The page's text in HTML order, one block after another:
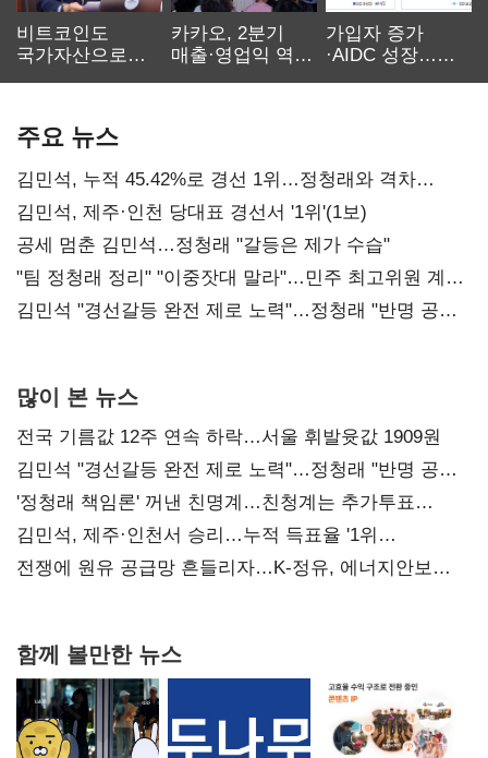
비트코인도
국가자산으로…'
카카오, 2분기
매출·영업익 역대
가입자 증가
·AIDC 성장…
주요 뉴스
김민석, 누적 45.42%로 경선 1위…정청래와 격차
0.86%p(2보)
김민석, 제주·인천 당대표 경선서 '1위'(1보)
공세 멈춘 김민석…정청래 "갈등은 제가 수습"
"팀 정청래 정리" "이중잣대 말라"…민주 최고위원 계파
다툼 격화
김민석 "경선갈등 완전 제로 노력"…정청래 "반명 공세
많이 본 뉴스
전국 기름값 12주 연속 하락…서울 휘발윳값 1909원
김민석 "경선갈등 완전 제로 노력"…정청래 "반명 공세
사과부터"
'정청래 책임론' 꺼낸 친명계…친청계는 추가투표
때리기
김민석, 제주·인천서 승리…누적 득표율 '1위
탈환'(종합)
전쟁에 원유 공급망 흔들리자…K-정유, 에너지안보
함께 볼만한 뉴스